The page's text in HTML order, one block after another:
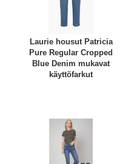
Laurie housut Patricia
Pure Regular Cropped
Blue Denim mukavat
käyttöfarkut